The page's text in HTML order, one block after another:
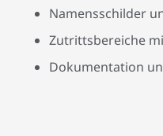
Namensschilder
Zutrittsbereiche
Dokumentation